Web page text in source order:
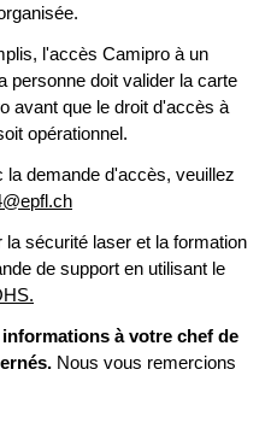
l'accès Camipro à un
personne doit valider la carte
avant que le droit d'accès à
opérationnel.
demande d'accès, veuillez
sécurité laser et la formation
de support en utilisant le
à votre chef de
Nous vous remercions